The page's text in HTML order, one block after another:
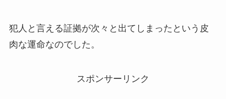
犯人と言える証拠が次々と出てしまったという皮
肉な運命なのでした。
スポンサーリンク